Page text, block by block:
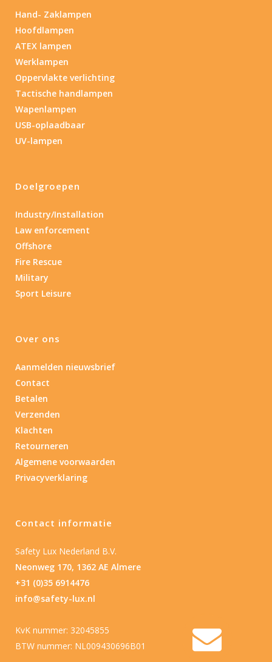
Hand- Zaklampen
Hoofdlampen
ATEX lampen
Werklampen
Oppervlakte verlichting
Tactische handlampen
Wapenlampen
USB-oplaadbaar
UV-lampen
Doelgroepen
Industry/Installation
Law enforcement
Offshore
Fire Rescue
Military
Sport Leisure
Over ons
Aanmelden nieuwsbrief
Contact
Betalen
Verzenden
Klachten
Retourneren
Algemene voorwaarden
Privacyverklaring
Contact informatie
Safety Lux Nederland B.V.
Neonweg 170, 1362 AE Almere
+31 (0)35 6914476
info@safety-lux.nl
KvK nummer: 32045855
BTW nummer: NL009430696B01